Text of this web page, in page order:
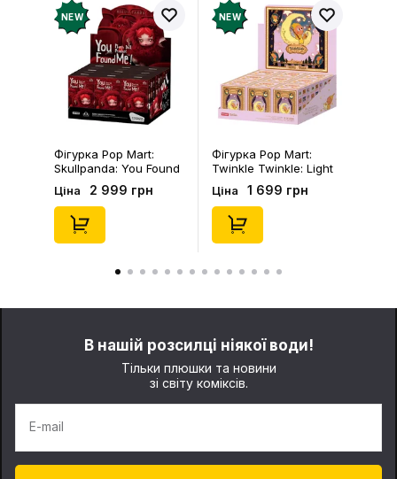
NEW
Фігурка Pop Mart:
Skullpanda: You Found
Me!: Plush Doll Pendant
Series (Blind Box: 1 з
10) (Secret Edition),
(29347)
Ціна 2 999 грн
NEW
Фігурка Pop Mart:
Twinkle Twinkle: Light
Up: Scene Sets Series
(Blind Box: 1 з 10)
(Secret Edition),
(21372)
Ціна 1 699 грн
В нашій розсилці ніякої води!
Тільки плюшки та новини
зі світу коміксів.
E-mail